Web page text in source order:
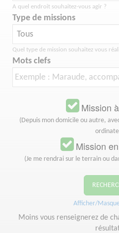
A quel endroit souhaitez-vous agir ?
Type de missions
Quel type de mission souhaitez vous
Mots clefs
Mission
(Depuis mon domicile ou autre,
Mission
(Je me rendrai sur le terrain ou
Afficher/
Moins vous renseignerez de